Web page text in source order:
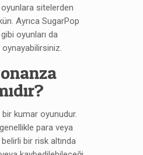
sitelerden
Ayrıca SugarPop
oyunları da
oynayabilirsiniz.
kumar oyunudur.
para veya
bir risk altında